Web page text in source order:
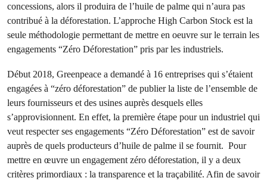
concessions, alors il produira de l’huile de palme qui n’aura pas
contribué à la déforestation. L’approche High Carbon Stock est la
seule méthodologie permettant de mettre en oeuvre sur le terrain les
engagements “Zéro Déforestation” pris par les industriels.
Début 2018, Greenpeace a demandé à 16 entreprises qui s’étaient
engagées à “zéro déforestation” de publier la liste de l’ensemble de
leurs fournisseurs et des usines auprès desquels elles
s’approvisionnent. En effet, la première étape pour un industriel qui
veut respecter ses engagements “Zéro Déforestation” est de savoir
auprès de quels producteurs d’huile de palme il se fournit. Pour
mettre en œuvre un engagement zéro déforestation, il y a deux
critères primordiaux : la transparence et la traçabilité. Afin de savoir